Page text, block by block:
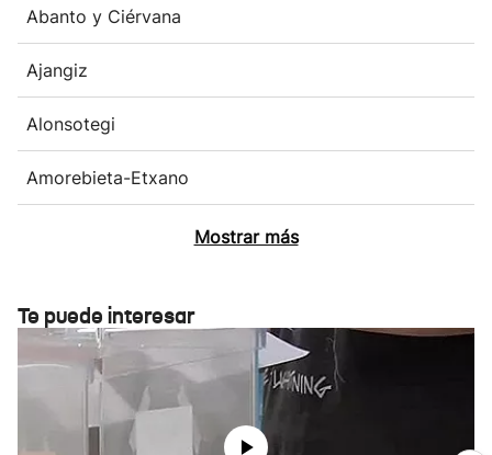
Abanto y Ciérvana
Ajangiz
Alonsotegi
Amorebieta-Etxano
Mostrar más
Te puede interesar